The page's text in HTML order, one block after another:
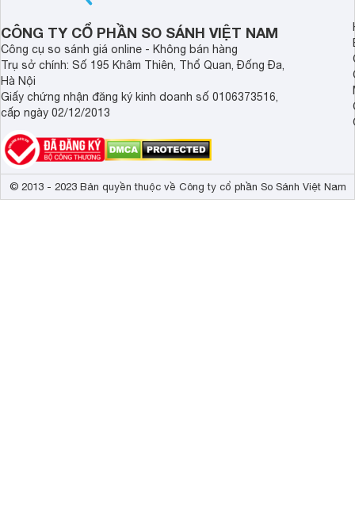
Demax, Hubert và
CÔNG TY CỔ PHẦN SO SÁNH VIỆT NAM
Công cụ so sánh giá online - Không bán hàng
Trụ sở chính: Số 195 Khâm Thiên, Thổ Quan, Đống Đa,
Hà Nội
Giấy chứng nhận đăng ký kinh doanh số 0106373516,
cấp ngày 02/12/2013
© 2013 - 2023 Bản quyền thuộc về Công ty cổ phần So Sánh Việt Nam